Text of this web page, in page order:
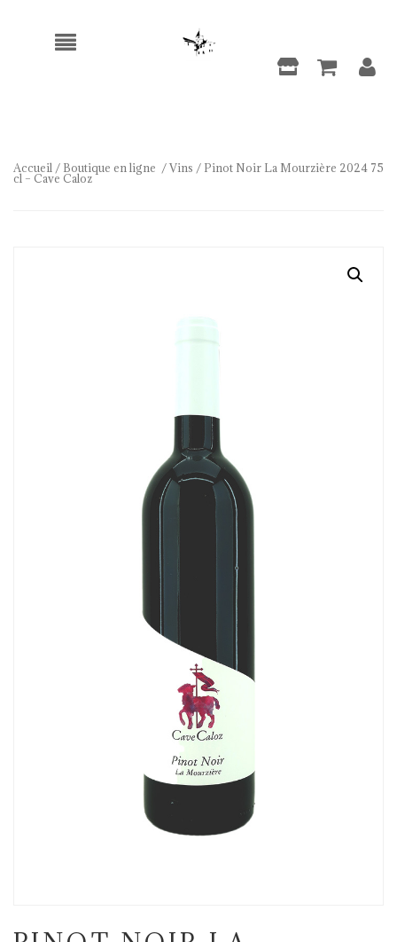
Accueil / Boutique en ligne /Vins / Pinot Noir La Mourzière 2024 75
cl – Cave Caloz